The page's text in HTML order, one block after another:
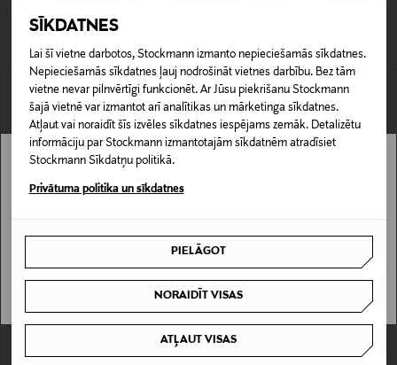
SĪKDATNES
Lai šī vietne darbotos, Stockmann izmanto nepieciešamās sīkdatnes.
Nepieciešamās sīkdatnes ļauj nodrošināt vietnes darbību. Bez tām
vietne nevar pilnvērtīgi funkcionēt. Ar Jūsu piekrišanu Stockmann
šajā vietnē var izmantot arī analītikas un mārketinga sīkdatnes.
Atļaut vai noraidīt šīs izvēles sīkdatnes iespējams zemāk. Detalizētu
informāciju par Stockmann izmantotajām sīkdatnēm atradīsiet
Stockmann Sīkdatņu politikā.
Privātuma politika un sīkdatnes
PIELĀGOT
NORAIDĪT VISAS
ATĻAUT VISAS
1 Rezultāti
IZPĀRDOŠANA 40%
Scoop Neck rievots tops
Stockmann nav pieejams tavā valstī.
I UNDERSTAND